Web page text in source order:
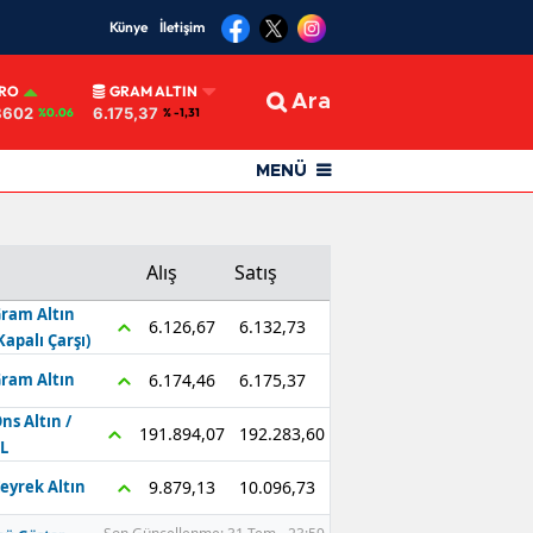
Künye İletişim
%0.06
GRAM ALTIN
6.175,37 % -1,31 Ara
MENÜ
Alış Satış
Altın
Çarşı)
6.126,67 6.132,73
Altın 6.174,46 6.175,37
Altın /
191.894,07 192.283,60
Altın 9.879,13 10.096,73